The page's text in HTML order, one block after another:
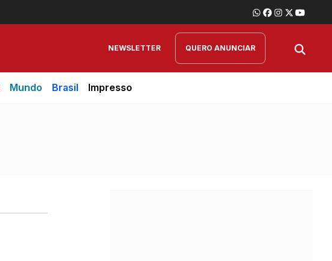
NEWSLETTER QUERO ANUNCIAR
Mundo Brasil Impresso